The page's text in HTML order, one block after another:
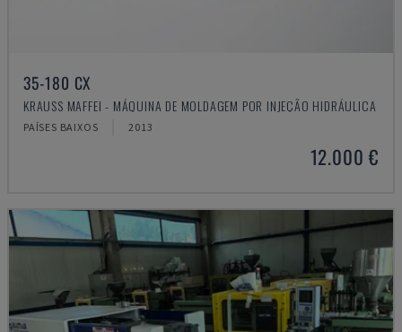
35-180 CX
KRAUSS MAFFEI - MÁQUINA DE MOLDAGEM POR INJEÇÃO HIDRÁULICA
PAÍSES BAIXOS 2013
12.000 €